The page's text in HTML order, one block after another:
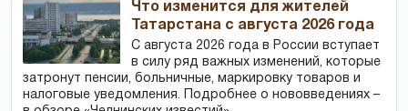
Что изменится для жителей
Татарстана с августа 2026 года
С августа 2026 года в России вступает
в силу ряд важных изменений, которые
затронут пенсии, больничные, маркировку товаров и
налоговые уведомления. Подробнее о нововведениях –